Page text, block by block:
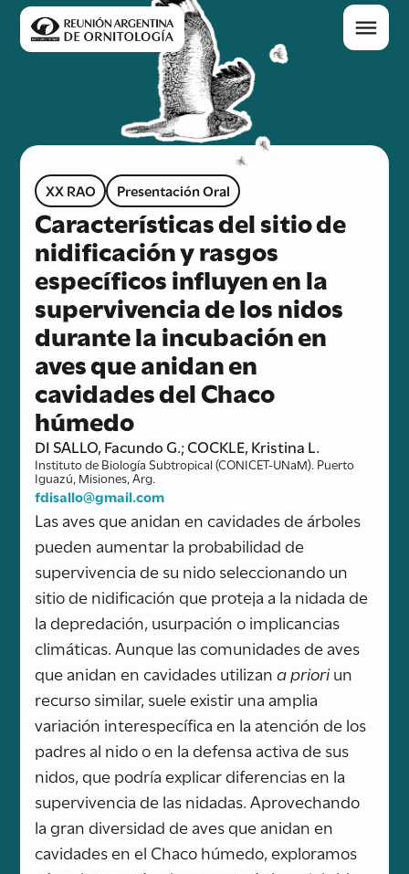
XX RAO Presentación Oral
Características del sitio de
nidificación y rasgos
específicos influyen en la
supervivencia de los nidos
durante la incubación en
aves que anidan en
cavidades del Chaco
húmedo
DI SALLO, Facundo G.; COCKLE, Kristina L.
Instituto de Biología Subtropical (CONICET-UNaM). Puerto
Iguazú, Misiones, Arg.
fdisallo@gmail.com
Las aves que anidan en cavidades de árboles
pueden aumentar la probabilidad de
supervivencia de su nido seleccionando un
sitio de nidificación que proteja a la nidada de
la depredación, usurpación o implicancias
climáticas. Aunque las comunidades de aves
que anidan en cavidades utilizana prioriun
recurso similar, suele existir una amplia
variación interespecífica en la atención de los
padres al nido o en la defensa activa de sus
nidos, que podría explicar diferencias en la
supervivencia de las nidadas. Aprovechando
la gran diversidad de aves que anidan en
cavidades en el Chaco húmedo, exploramos